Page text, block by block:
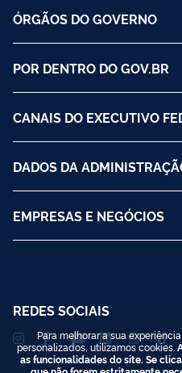
ÓRGÃOS DO GOVERNO
POR DENTRO DO GOV.BR
CANAIS DO EXECUTIVO
DADOS DA
EMPRESAS E NEGÓCIOS
REDES SOCIAIS
Para melhorar a sua
personalizados, utilizamos cookies.
as funcionalidades do site. Se